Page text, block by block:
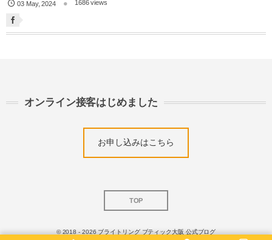
03 May,2024 1686 views
オンライン接客はじめました
お申し込みはこちら
TOP
© 2018 - 2026 ブライトリング ブティック大阪 公式ブログ